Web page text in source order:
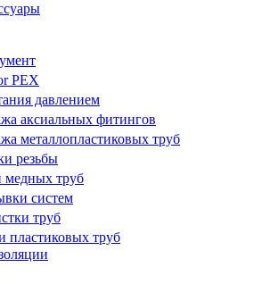
PEX
давлением
аксиальных фитингов
металлопластиковых труб
резьбы
медных труб
систем
труб
пластиковых труб